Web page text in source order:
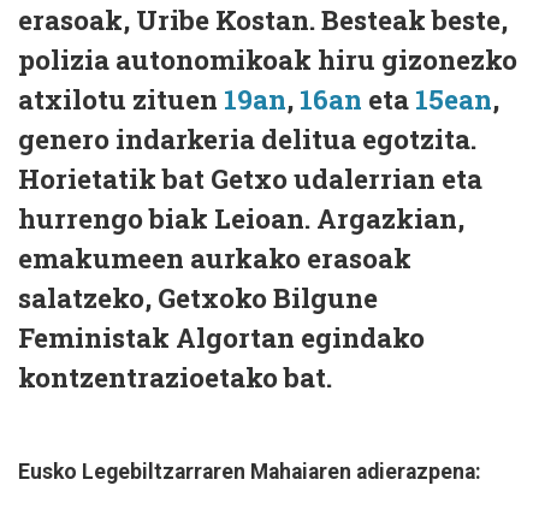
erasoak, Uribe Kostan. Besteak beste,
polizia autonomikoak hiru gizonezko
atxilotu zituen 19an, 16an eta 15ean,
genero indarkeria delitua egotzita.
Horietatik bat Getxo udalerrian eta
hurrengo biak Leioan. Argazkian,
emakumeen aurkako erasoak
salatzeko, Getxoko Bilgune
Feministak Algortan egindako
kontzentrazioetako bat.
Eusko Legebiltzarraren Mahaiaren adierazpena: